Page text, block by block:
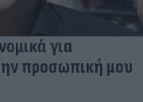
για
προσωπική μου